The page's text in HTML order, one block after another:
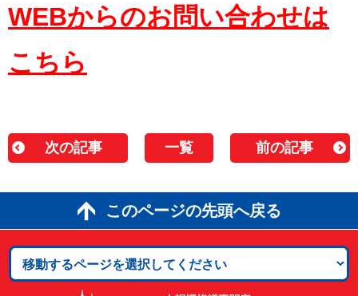
WEBからのお問い合わせは
こちら
次の記事 一覧 前の記事
このページの先頭へ戻る